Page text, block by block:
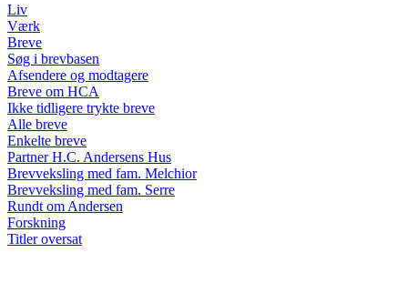
Liv
Værk
Breve
Søg i brevbasen
Afsendere og modtagere
Breve om HCA
Ikke tidligere trykte breve
Alle breve
Enkelte breve
Partner H.C. Andersens Hus
Brevveksling med fam. Melchior
Brevveksling med fam. Serre
Rundt om Andersen
Forskning
Titler oversat